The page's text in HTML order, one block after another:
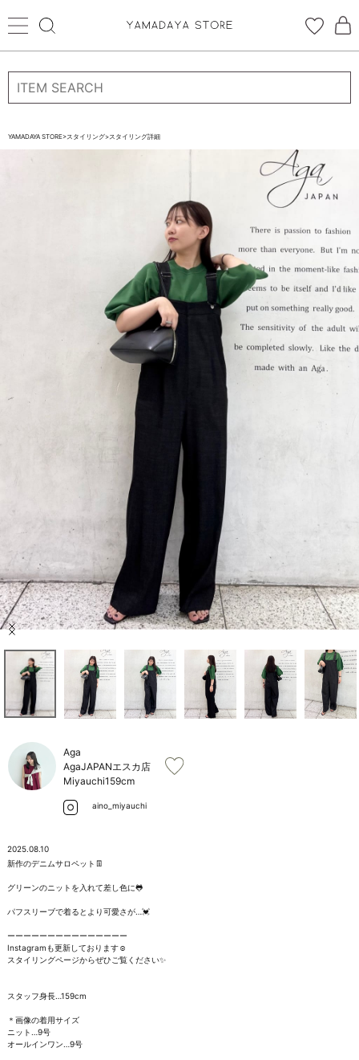
ログイン 新規会員登録
STORE BRAND・LABELから探す
セール商品
ブランド一覧
店舗検索
ご利用ガイド/ヘルプ
YAMADAYA STORE>スタイリング>スタイリング詳細
Item
Aga
AgaJAPANエスカ店
Miyauchi159cm
aino_miyauchi
2025.08.10
新作のデニムサロペット👖
グリーンのニットを入れて差し色に🐸
パフスリーブで着るとより可愛さが…💓
ーーーーーーーーーーーーーーー
Instagramも更新しております☺︎
スタイリングページからぜひご覧ください✨
スタッフ身長…159cm
＊画像の着用サイズ
ニット…9号
オールインワン…9号